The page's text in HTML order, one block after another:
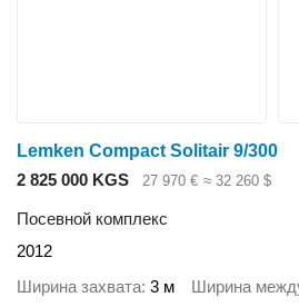
Lemken Compact Solitair 9/300
2 825 000 KGS
27 970 € ≈ 32 260 $
Посевной комплекс
2012
Ширина захвата 3 м Ширина